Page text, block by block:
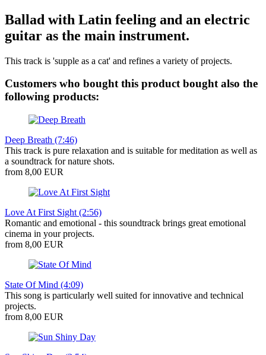
Ballad with Latin feeling and an electric
guitar as the main instrument.
This track is 'supple as a cat' and refines a variety of projects.
Customers who bought this product bought also the
following products:
Deep Breath (7:46)
This track is pure relaxation and is suitable for meditation as well as
a soundtrack for nature shots.
from 8,00 EUR
Love At First Sight (2:56)
Romantic and emotional - this soundtrack brings great emotional
cinema in your projects.
from 8,00 EUR
State Of Mind (4:09)
This song is particularly well suited for innovative and technical
projects.
from 8,00 EUR